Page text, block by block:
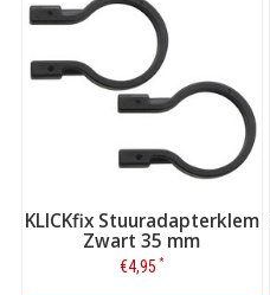
KLICKfix Stuuradapterklem
Zwart 35 mm
€4,95 *